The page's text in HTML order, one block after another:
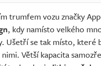
trumfem vozu značky
, kdy namísto velkého
Ušetří se tak místo, které
nimi. Větší kapacita